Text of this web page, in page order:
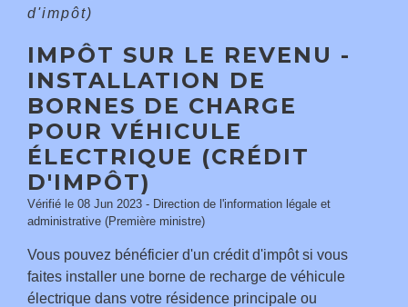
d'impôt)
IMPÔT SUR LE REVENU -
INSTALLATION DE
BORNES DE CHARGE
POUR VÉHICULE
ÉLECTRIQUE (CRÉDIT
D'IMPÔT)
Vérifié le 08 Jun 2023 - Direction de l'information légale et
administrative (Première ministre)
Vous pouvez bénéficier d'un crédit d'impôt si vous
faites installer une borne de recharge de véhicule
électrique dans votre résidence principale ou